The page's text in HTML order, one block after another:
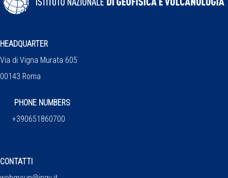
HEADQUARTER
Via di Vigna Murata 605
00143 Roma
PHONE NUMBERS
+390651860700
CONTATTI